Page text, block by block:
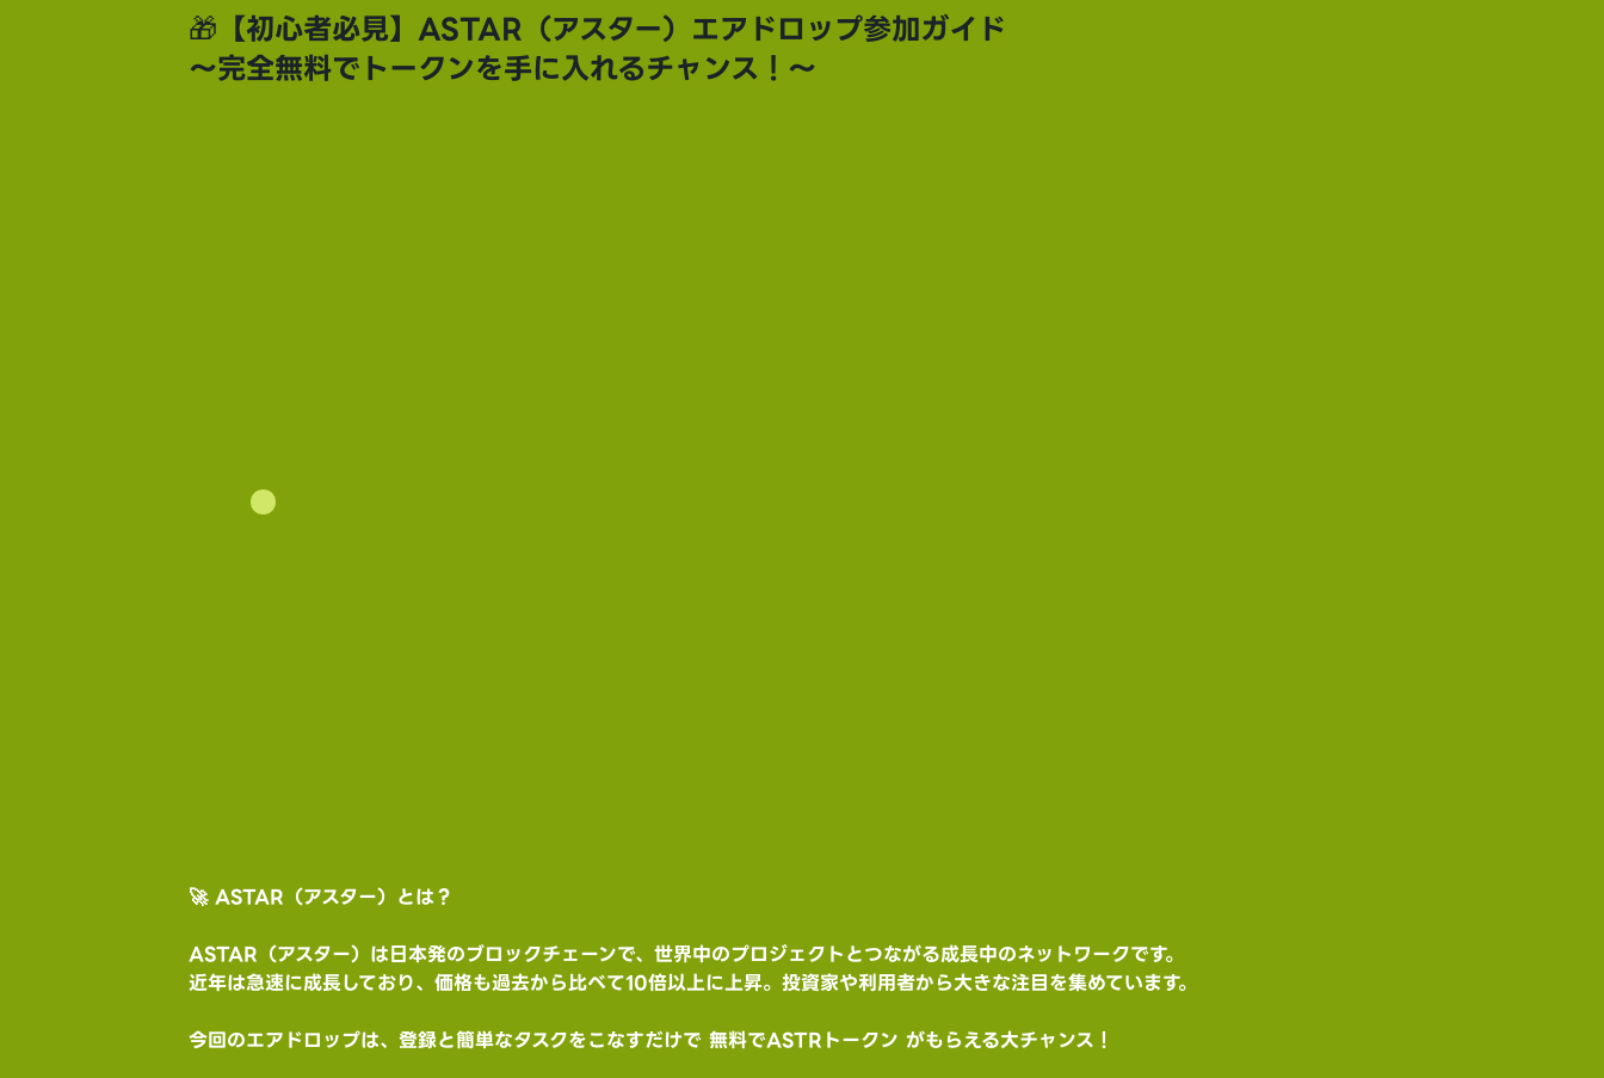
🎁【初心者必見】ASTAR（アスター）エアドロップ参加ガイド
〜完全無料でトークンを手に入れるチャンス！〜
🚀 ASTAR（アスター）とは？
ASTAR（アスター）は日本発のブロックチェーンで、世界中のプロジェクトとつながる成長中のネットワークです。
近年は急速に成長しており、価格も過去から比べて10倍以上に上昇。投資家や利用者から大きな注目を集めています。
今回のエアドロップは、登録と簡単なタスクをこなすだけで 無料でASTRトークン がもらえる大チャンス！